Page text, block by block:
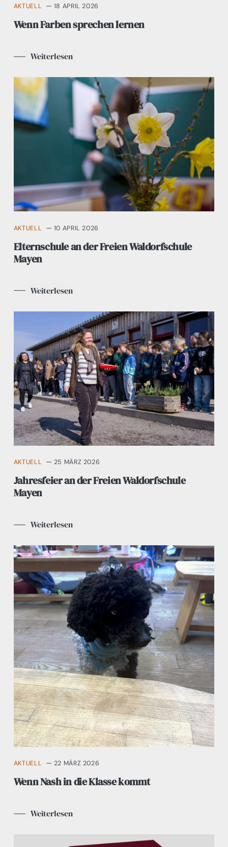
AKTUELL 18 APRIL 2026
Wenn Farben sprechen lernen
Weiterlesen
AKTUELL 10 APRIL 2026
Elternschule an der Freien Waldorfschule
Mayen
Weiterlesen
AKTUELL 25 MÄRZ 2026
Jahresfeier an der Freien Waldorfschule
Mayen
Weiterlesen
AKTUELL 22 MÄRZ 2026
Wenn Nash in die Klasse kommt
Weiterlesen